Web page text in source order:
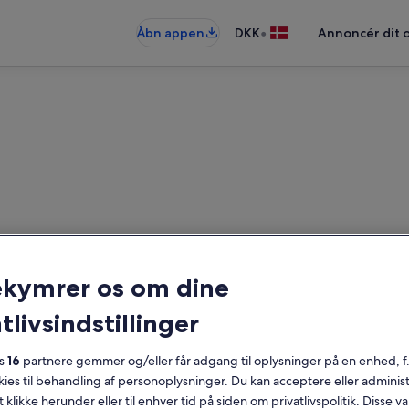
Åbn appen
DKK• Annoncér dit
nær Fynshav Havn
— angiv dine datoer for
Datoer
os om dine
16 partnere gemmer og/eller får adgang til oplysninger på en enhed,
til behandling af personoplysninger. Du kan acceptere eller
klikke herunder eller til enhver tid på siden om privatlivspolitik. Disse